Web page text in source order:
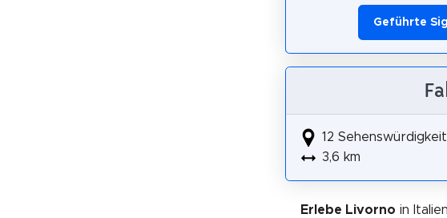
Geführte
12
3,6 km
Erlebe Livorno in